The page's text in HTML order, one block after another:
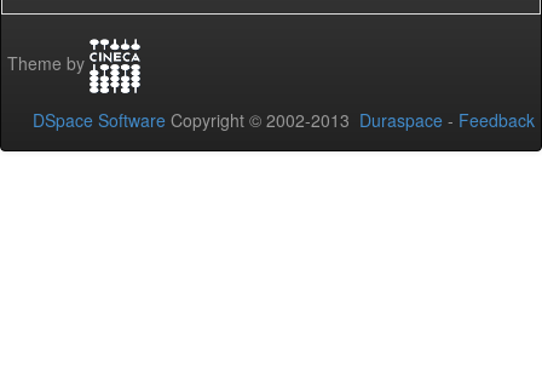
Theme by
DSpace Software Copyright © 2002-2013 Duraspace - Feedback